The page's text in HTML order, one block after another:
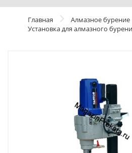
Главная
Алмазное бурение
Установка для алмазного